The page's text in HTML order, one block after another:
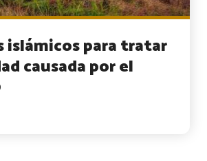
islámicos para tratar
causada por el